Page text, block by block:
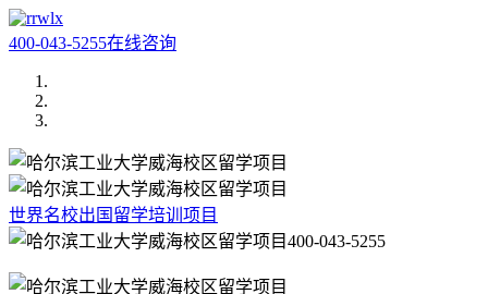
400-043-5255在线咨询
世界名校出国留学培训项目
400-043-5255